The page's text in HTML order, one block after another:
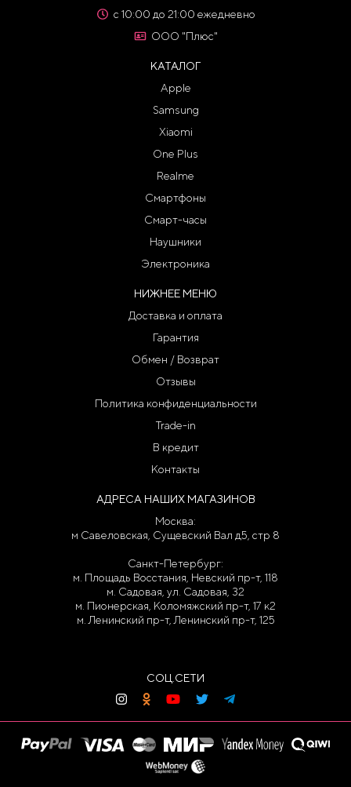
с 10:00 до 21:00 ежедневно
ООО "Плюс"
КАТАЛОГ
Apple
Samsung
Xiaomi
One Plus
Realme
Смартфоны
Смарт-часы
Наушники
Электроника
НИЖНЕЕ МЕНЮ
Доставка и оплата
Гарантия
Обмен / Возврат
Отзывы
Политика конфиденциальности
Trade-in
В кредит
Контакты
АДРЕСА НАШИХ МАГАЗИНОВ
Москва:
м Савеловская, Сущевский Вал д5, стр 8
Санкт-Петербург:
м. Площадь Восстания, Невский пр-т, 118
м. Садовая, ул. Садовая, 32
м. Пионерская, Коломяжский пр-т, 17 к2
м. Ленинский пр-т, Ленинский пр-т, 125
СОЦ.СЕТИ